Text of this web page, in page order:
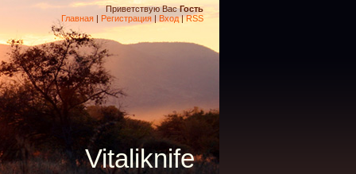
Приветствую Вас Гость
Главная | Регистрация | Вход|RSS
Vitaliknife